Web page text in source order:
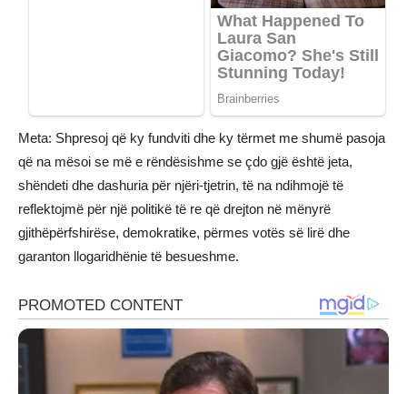
Meta: Shpresoj që ky fundviti dhe ky tërmet me shumë pasoja
që na mësoi se më e rëndësishme se çdo gjë është jeta,
shëndeti dhe dashuria për njëri-tjetrin, të na ndihmojë të
reflektojmë për një politikë të re që drejton në mënyrë
gjithëpërfshirëse, demokratike, përmes votës së lirë dhe
garanton llogaridhënie të besueshme.